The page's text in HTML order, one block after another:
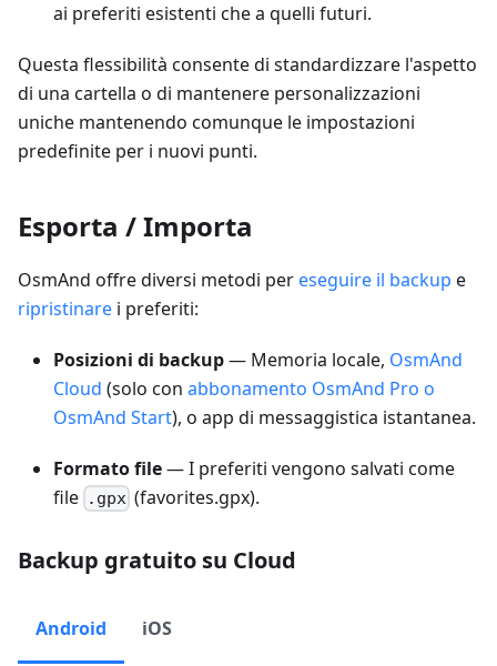
ai preferiti esistenti che a quelli futuri.
Questa flessibilità consente di standardizzare l'aspetto
di una cartella o di mantenere personalizzazioni
uniche mantenendo comunque le impostazioni
predefinite per i nuovi punti.
Esporta / Importa
OsmAnd offre diversi metodi per eseguire il backup e
ripristinare i preferiti:
Posizioni di backup— Memoria locale, OsmAnd
Cloud (solo con abbonamento OsmAnd Pro o
OsmAnd Start), o app di messaggistica istantanea.
Formato file— I preferiti vengono salvati come
file .gpx (favorites.gpx).
Backup gratuito su Cloud
Android iOS